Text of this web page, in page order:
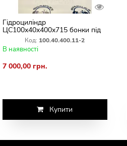
Гідроциліндр
ЦС100х40х400х715 бонки під
кутом 90 гр Підняття крил
борін БДМ БДЮ
Код: 100.40.400.11-2
В наявності
7 000,00 грн.
Купити